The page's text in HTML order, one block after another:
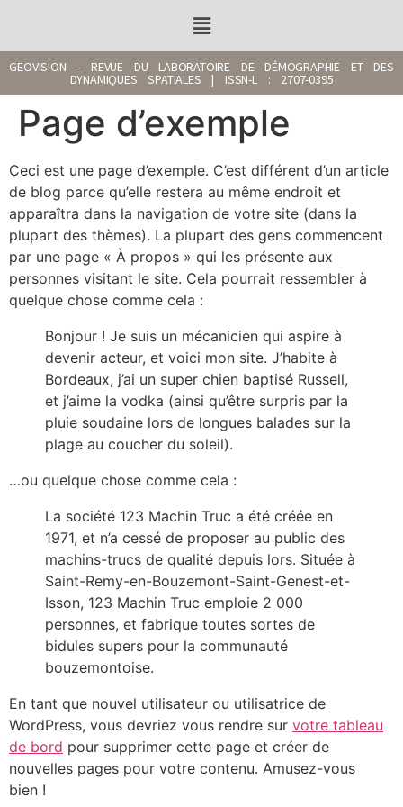
GEOVISION - REVUE DU LABORATOIRE DE DÉMOGRAPHIE ET DES
DYNAMIQUES SPATIALES | ISSN-L : 2707-0395
Page d’exemple
Ceci est une page d’exemple. C’est différent d’un article
de blog parce qu’elle restera au même endroit et
apparaîtra dans la navigation de votre site (dans la
plupart des thèmes). La plupart des gens commencent
par une page « À propos » qui les présente aux
personnes visitant le site. Cela pourrait ressembler à
quelque chose comme cela :
Bonjour ! Je suis un mécanicien qui aspire à
devenir acteur, et voici mon site. J’habite à
Bordeaux, j’ai un super chien baptisé Russell,
et j’aime la vodka (ainsi qu’être surpris par la
pluie soudaine lors de longues balades sur la
plage au coucher du soleil).
…ou quelque chose comme cela :
La société 123 Machin Truc a été créée en
1971, et n’a cessé de proposer au public des
machins-trucs de qualité depuis lors. Située à
Saint-Remy-en-Bouzemont-Saint-Genest-et-
Isson, 123 Machin Truc emploie 2 000
personnes, et fabrique toutes sortes de
bidules supers pour la communauté
bouzemontoise.
En tant que nouvel utilisateur ou utilisatrice de
WordPress, vous devriez vous rendre sur votre tableau
de bord pour supprimer cette page et créer de
nouvelles pages pour votre contenu. Amusez-vous
bien !